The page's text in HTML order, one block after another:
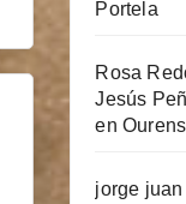
Portela
Rosa
Jesús
en
jorge